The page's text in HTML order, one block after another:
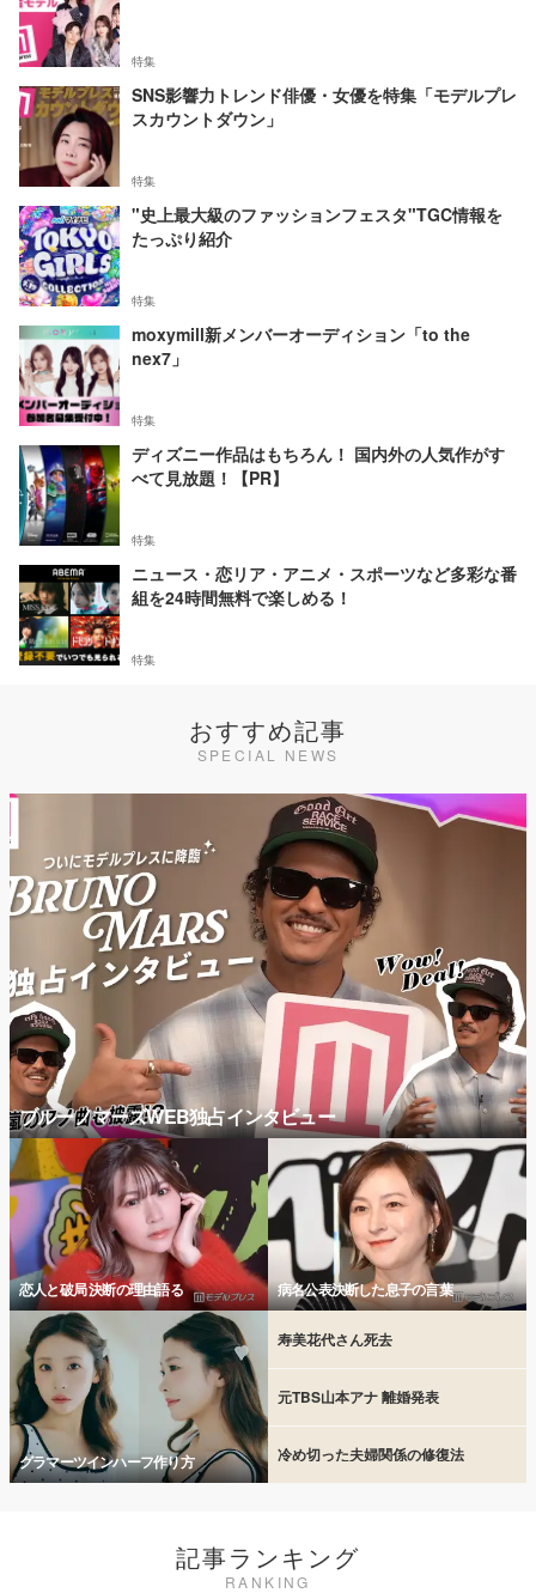
特集
SNS影響力トレンド俳優・女優を特集「モデルプレ
スカウントダウン」
特集
"史上最大級のファッションフェスタ"TGC情報を
たっぷり紹介
特集
moxymill新メンバーオーディション「to the
nex7」
特集
ディズニー作品はもちろん！ 国内外の人気作がす
べて見放題！【PR】
特集
ニュース・恋リア・アニメ・スポーツなど多彩な番
組を24時間無料で楽しめる！
特集
おすすめ記事
SPECIAL NEWS
ブルーノマーズWEB独占インタビュー
恋人と破局 決断の理由語る 病名公表決断した息子の言葉
グラマーツインハーフ作り方
寿美花代さん死去
元TBS山本アナ 離婚発表
冷め切った夫婦関係の修復法
記事ランキング
RANKING